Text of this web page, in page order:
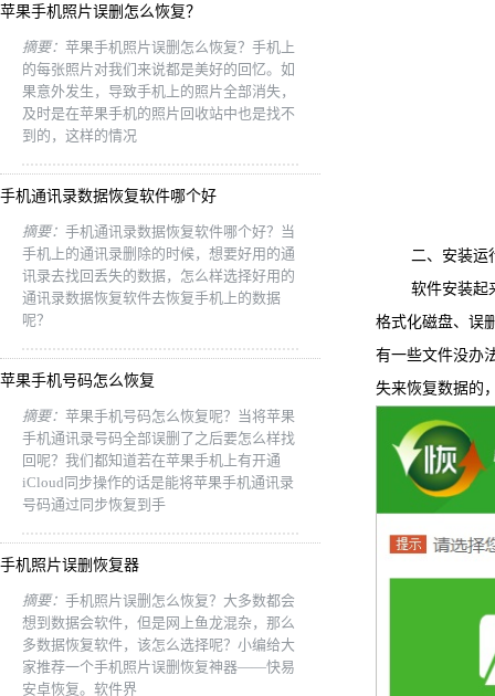
苹果手机照片误删怎么恢复？
摘要： 苹果手机照片误删怎么恢复？手机上
的每张照片对我们来说都是美好的回忆。如
果意外发生，导致手机上的照片全部消失，
及时是在苹果手机的照片回收站中也是找不
到的，这样的情况
手机通讯录数据恢复软件哪个好
摘要： 手机通讯录数据恢复软件哪个好？当
手机上的通讯录删除的时候，想要好用的通
讯录去找回丢失的数据，怎么样选择好用的
通讯录数据恢复软件去恢复手机上的数据
呢？
苹果手机号码怎么恢复
摘要： 苹果手机号码怎么恢复呢？当将苹果
手机通讯录号码全部误删了之后要怎么样找
回呢？我们都知道若在苹果手机上有开通
iCloud同步操作的话是能将苹果手机通讯录
号码通过同步恢复到手
手机照片误删恢复器
摘要： 手机照片误删怎么恢复？大多数都会
想到数据会软件，但是网上鱼龙混杂，那么
多数据恢复软件，该怎么选择呢？小编给大
家推荐一个手机照片误删恢复神器——快易
安卓恢复。软件界
二、安装运
软件安装起来
格式化磁盘、误
有一些文件没办
失来恢复数据的